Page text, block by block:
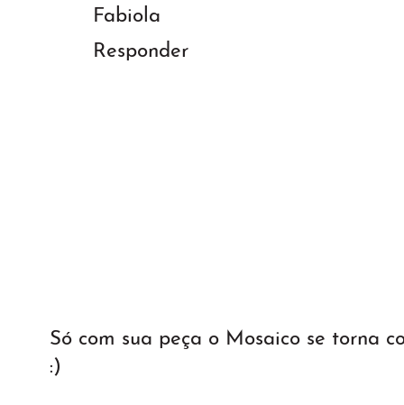
Fabiola
Responder
Só com sua peça o Mosaico se torna
:)